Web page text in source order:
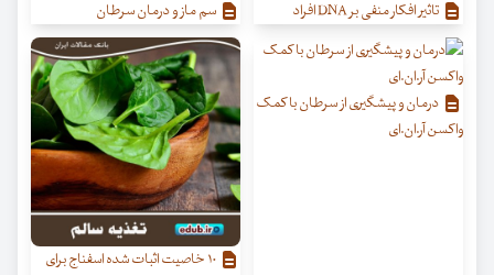
تاثیر افکار منفی بر DNA افراد سم ماز و درمان سرطان
درمان و پیشگیری از سرطان با کمک
واکسن آر.ان‌.ای
۱۰ خاصیت اثبات شده اسفناج برای